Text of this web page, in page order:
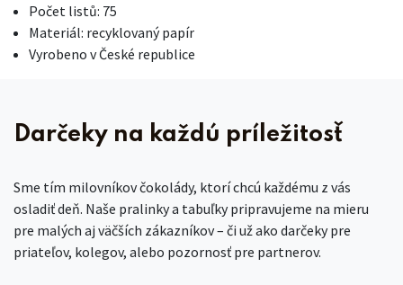
Počet listů: 75
Materiál: recyklovaný papír
Vyrobeno v České republice
Darčeky na každú príležitosť
Sme tím milovníkov čokolády, ktorí chcú každému z vás
osladiť deň. Naše pralinky a tabuľky pripravujeme na mieru
pre malých aj väčších zákazníkov – či už ako darčeky pre
priateľov, kolegov, alebo pozornosť pre partnerov.